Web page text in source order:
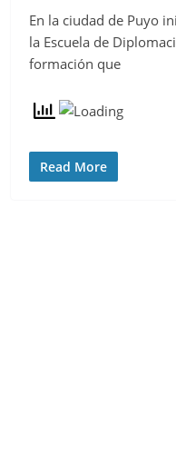
En la ciudad de Puyo
la Escuela de
formación que
Read More